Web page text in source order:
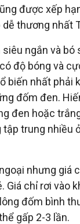
được xếp
thương nhất
ngắn và bó
độ bóng và
biến nhất phải
đốm đen.
đen hoặc
trung nhiều
nhưng giá
Giá chỉ rơi vào
đốm bình
gấp 2-3 lần.